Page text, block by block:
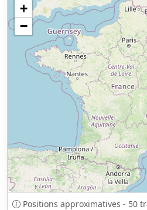
+
−
Positions approximatives - 50